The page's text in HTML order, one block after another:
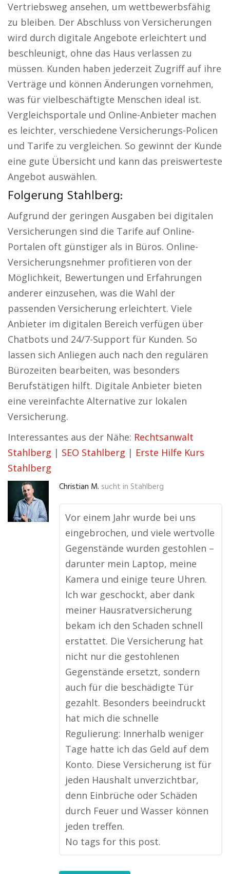
Vertriebsweg ansehen, um wettbewerbsfähig
zu bleiben. Der Abschluss von Versicherungen
wird durch digitale Angebote erleichtert und
beschleunigt, ohne das Haus verlassen zu
müssen. Kunden haben jederzeit Zugriff auf ihre
Verträge und können Änderungen vornehmen,
was für vielbeschäftigte Menschen ideal ist.
Vergleichsportale und Online-Anbieter machen
es leichter, verschiedene Versicherungs-Policen
und Tarife zu vergleichen. So gewinnt der Kunde
eine gute Übersicht und kann das preiswerteste
Angebot auswählen.
Folgerung Stahlberg:
Aufgrund der geringen Ausgaben bei digitalen
Versicherungen sind die Tarife auf Online-
Portalen oft günstiger als in Büros. Online-
Versicherungsnehmer profitieren von der
Möglichkeit, Bewertungen und Erfahrungen
anderer einzusehen, was die Wahl der
passenden Versicherung erleichtert. Viele
Anbieter im digitalen Bereich verfügen über
Chatbots und 24/7-Support für Kunden. So
lassen sich Anliegen auch nach den regulären
Bürozeiten bearbeiten, was besonders
Berufstätigen hilft. Digitale Anbieter bieten
eine vereinfachte Alternative zur lokalen
Versicherung.
Interessantes aus der Nähe: Rechtsanwalt
Stahlberg | SEO Stahlberg | Erste Hilfe Kurs
Stahlberg
Christian M. sucht in Stahlberg
Vor einem Jahr wurde bei uns
eingebrochen, und viele wertvolle
Gegenstände wurden gestohlen –
darunter mein Laptop, meine
Kamera und einige teure Uhren.
Ich war geschockt, aber dank
meiner Hausratversicherung
bekam ich den Schaden schnell
erstattet. Die Versicherung hat
nicht nur die gestohlenen
Gegenstände ersetzt, sondern
auch für die beschädigte Tür
gezahlt. Besonders beeindruckt
hat mich die schnelle
Regulierung: Innerhalb weniger
Tage hatte ich das Geld auf dem
Konto. Diese Versicherung ist für
jeden Haushalt unverzichtbar,
denn Einbrüche oder Schäden
durch Feuer und Wasser können
jeden treffen.
No tags for this post.